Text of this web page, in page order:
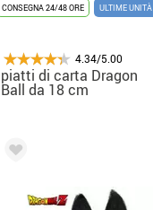
CONSEGNA 24/48 ORE ULTIME UNITÀ
4.34/5.00
piatti di carta Dragon
Ball da 18 cm